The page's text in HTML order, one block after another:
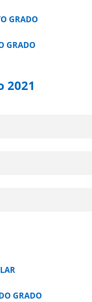
GRADO
GRADO
2021
GRADO